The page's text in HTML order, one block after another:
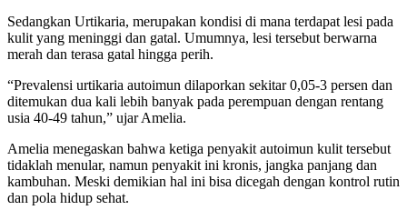
Sedangkan Urtikaria, merupakan kondisi di mana terdapat lesi pada
kulit yang meninggi dan gatal. Umumnya, lesi tersebut berwarna
merah dan terasa gatal hingga perih.
“Prevalensi urtikaria autoimun dilaporkan sekitar 0,05-3 persen dan
ditemukan dua kali lebih banyak pada perempuan dengan rentang
usia 40-49 tahun,” ujar Amelia.
Amelia menegaskan bahwa ketiga penyakit autoimun kulit tersebut
tidaklah menular, namun penyakit ini kronis, jangka panjang dan
kambuhan. Meski demikian hal ini bisa dicegah dengan kontrol rutin
dan pola hidup sehat.